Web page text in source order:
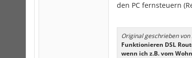
den PC fernsteuern
Original geschrieben von
Funktionieren DSL
wenn ich z.B. vom